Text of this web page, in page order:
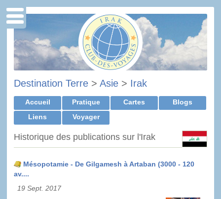
Destination Terre > Asie > Irak
Accueil Pratique Cartes
Blogs
Liens
Voyager
Historique des publications sur l'Irak
Mésopotamie - De Gilgamesh à Artaban (3000 - 120
av....
19 Sept. 2017